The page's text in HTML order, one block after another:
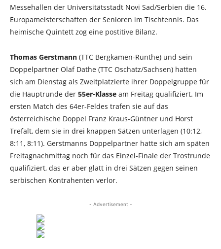
Messehallen der Universitätsstadt Novi Sad/Serbien die 16.
Europameisterschaften der Senioren im Tischtennis. Das
heimische Quintett zog eine postitive Bilanz.
Thomas Gerstmann (TTC Bergkamen-Rünthe) und sein
Doppelpartner Olaf Dathe (TTC Oschatz/Sachsen) hatten
sich am Dienstag als Zweitplatzierte ihrer Doppelgruppe für
die Hauptrunde der 55er-Klasse am Freitag qualifiziert. Im
ersten Match des 64er-Feldes trafen sie auf das
österreichische Doppel Franz Kraus-Güntner und Horst
Trefalt, dem sie in drei knappen Sätzen unterlagen (10:12,
8:11, 8:11). Gerstmanns Doppelpartner hatte sich am späten
Freitagnachmittag noch für das Einzel-Finale der Trostrunde
qualifiziert, das er aber glatt in drei Sätzen gegen seinen
serbischen Kontrahenten verlor.
- Advertisement -